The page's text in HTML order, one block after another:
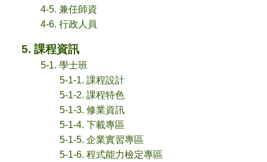
4-5. 兼任師資
4-6. 行政人員
5. 課程資訊
5-1. 學士班
5-1-1. 課程設計
5-1-2. 課程特色
5-1-3. 修業資訊
5-1-4. 下載專區
5-1-5. 企業實習專區
5-1-6. 程式能力檢定專區